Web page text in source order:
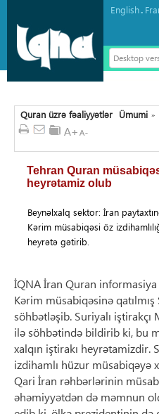
English.
Desktop
Quran üzrə fəaliyyətlər »
Ümumi
Tehran Quran
heyrətamiz olub
Beynəlxalq sektor: İran
Kərim müsabiqəsi öz
heyrətə gətirib.
İQNA İran Quran
Kərim müsabiqəsinə
söhbətləşib. Suriyalı iştirakçı
ilə söhbətində bildirib ki, bu
xalqın iştirakı heyrətamizdir.
izdihamlı hüzur müsabiqəyə
Qari İran rəhbərlərinin
əhəmiyyətdən də məmnun